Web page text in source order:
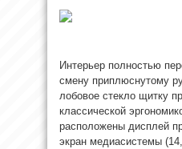
Интерьер полностью
смену приплюснутому
лобовое стекло щитку
классической
расположены дисплей
экран медиасистемы